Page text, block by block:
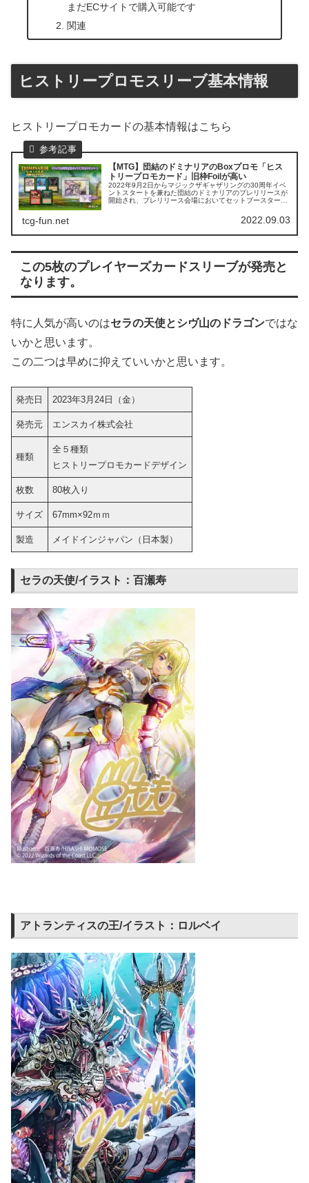
まだECサイトで購入可能です
関連
ヒストリープロモスリーブ基本情報
ヒストリープロモカードの基本情報はこちら
【MTG】団結のドミナリアのBoxプロモ「ヒス
トリープロモカード」旧枠Foilが高い
2022年9月2日からマジックザギャザリングの30周年イベ
ントスタートを兼ねた団結のドミナリアのプレリリースが
開始され、プレリリース会場においてセットブースターボ
tcg-fun.net 2022.09.03
この5枚のプレイヤーズカードスリーブが発売と
なります。
特に人気が高いのはセラの天使とシヴ山のドラゴンではな
いかと思います。
この二つは早めに抑えていいかと思います。
発売日 2023年3月24日（金）
発売元 エンスカイ株式会社
種類
全５種類
ヒストリープロモカードデザイン
枚数 80枚入り
サイズ 67mm×92ｍｍ
製造 メイドインジャパン（日本製）
セラの天使/イラスト：百瀬寿
アトランティスの王/イラスト：ロルベイ